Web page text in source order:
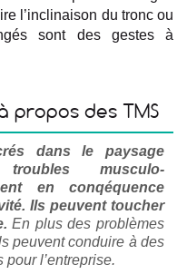
l’inclinaison du tronc ou
sont des gestes à
propos des TMS
dans le paysage
musculo-
en conqéquence
Ils peuvent toucher
En plus des problèmes
peuvent conduire à des
l’entreprise.